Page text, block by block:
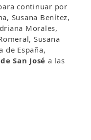
continuar por
Susana Benítez,
Morales,
Susana
de España,
San José a las